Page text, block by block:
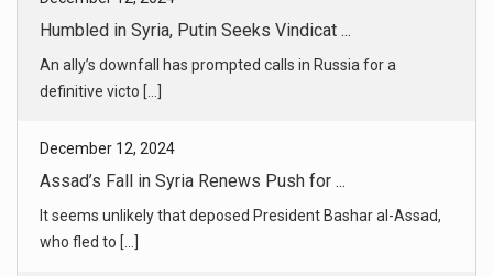
definitive victo [...]
December 12, 2024
Assad’s Fall in Syria Renews Push for ...
who fled to [...]
December 12, 2024
In Aleppo, Jubilant Syrians Return to ...